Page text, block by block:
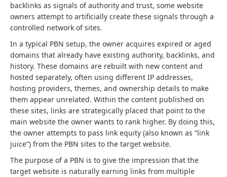
backlinks as signals of authority and trust, some website
owners attempt to artificially create these signals through a
controlled network of sites.
In a typical PBN setup, the owner acquires expired or aged
domains that already have existing authority, backlinks, and
history. These domains are rebuilt with new content and
hosted separately, often using different IP addresses,
hosting providers, themes, and ownership details to make
them appear unrelated. Within the content published on
these sites, links are strategically placed that point to the
main website the owner wants to rank higher. By doing this,
the owner attempts to pass link equity (also known as “link
juice”) from the PBN sites to the target website.
The purpose of a PBN is to give the impression that the
target website is naturally earning links from multiple